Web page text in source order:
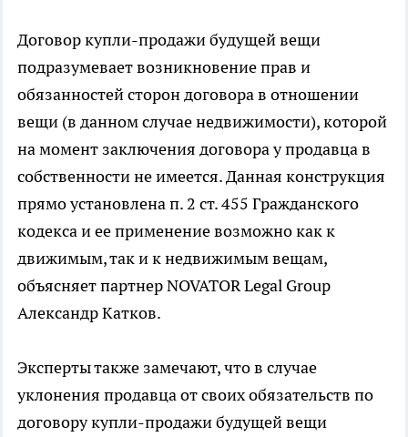
Договор купли-продажи будущей вещи
подразумевает возникновение прав и
обязанностей сторон договора в отношении
вещи (в данном случае недвижимости), которой
на момент заключения договора у продавца в
собственности не имеется. Данная конструкция
прямо установлена п. 2 ст. 455 Гражданского
кодекса и ее применение возможно как к
движимым, так и к недвижимым вещам,
объясняет партнер NOVATOR Legal Group
Александр Катков.
Эксперты также замечают, что в случае
уклонения продавца от своих обязательств по
договору купли-продажи будущей вещи